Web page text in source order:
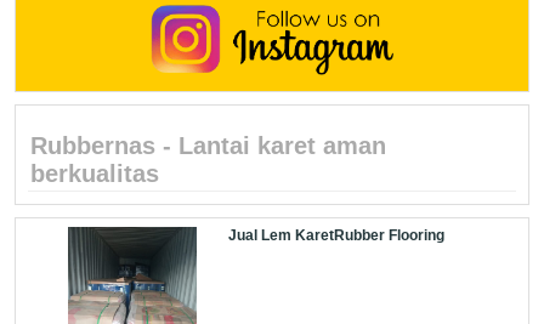
Rubbernas - Lantai karet aman
berkualitas
Jual Lem KaretRubber Flooring